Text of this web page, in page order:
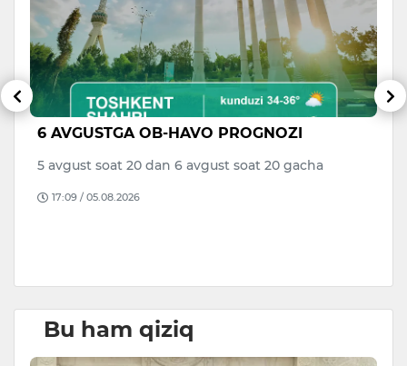
6 AVGUSTGA OB-HAVO PROGNOZI
5 avgust soat 20 dan 6 avgust soat 20 gacha
17:09 / 05.08.2026
Bu ham qiziq